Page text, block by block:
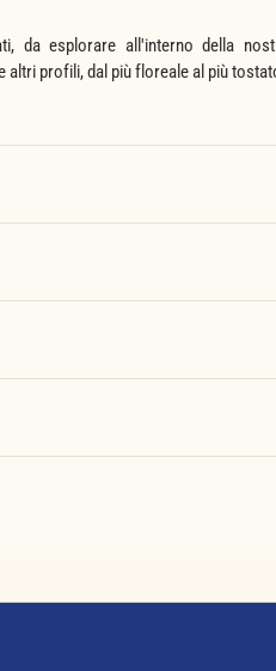
da esplorare all'interno della
altri profili, dal più floreale al più